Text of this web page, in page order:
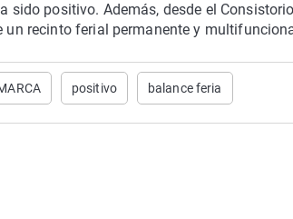
sido positivo. Además, desde el
un recinto ferial permanente y
positivo balance feria